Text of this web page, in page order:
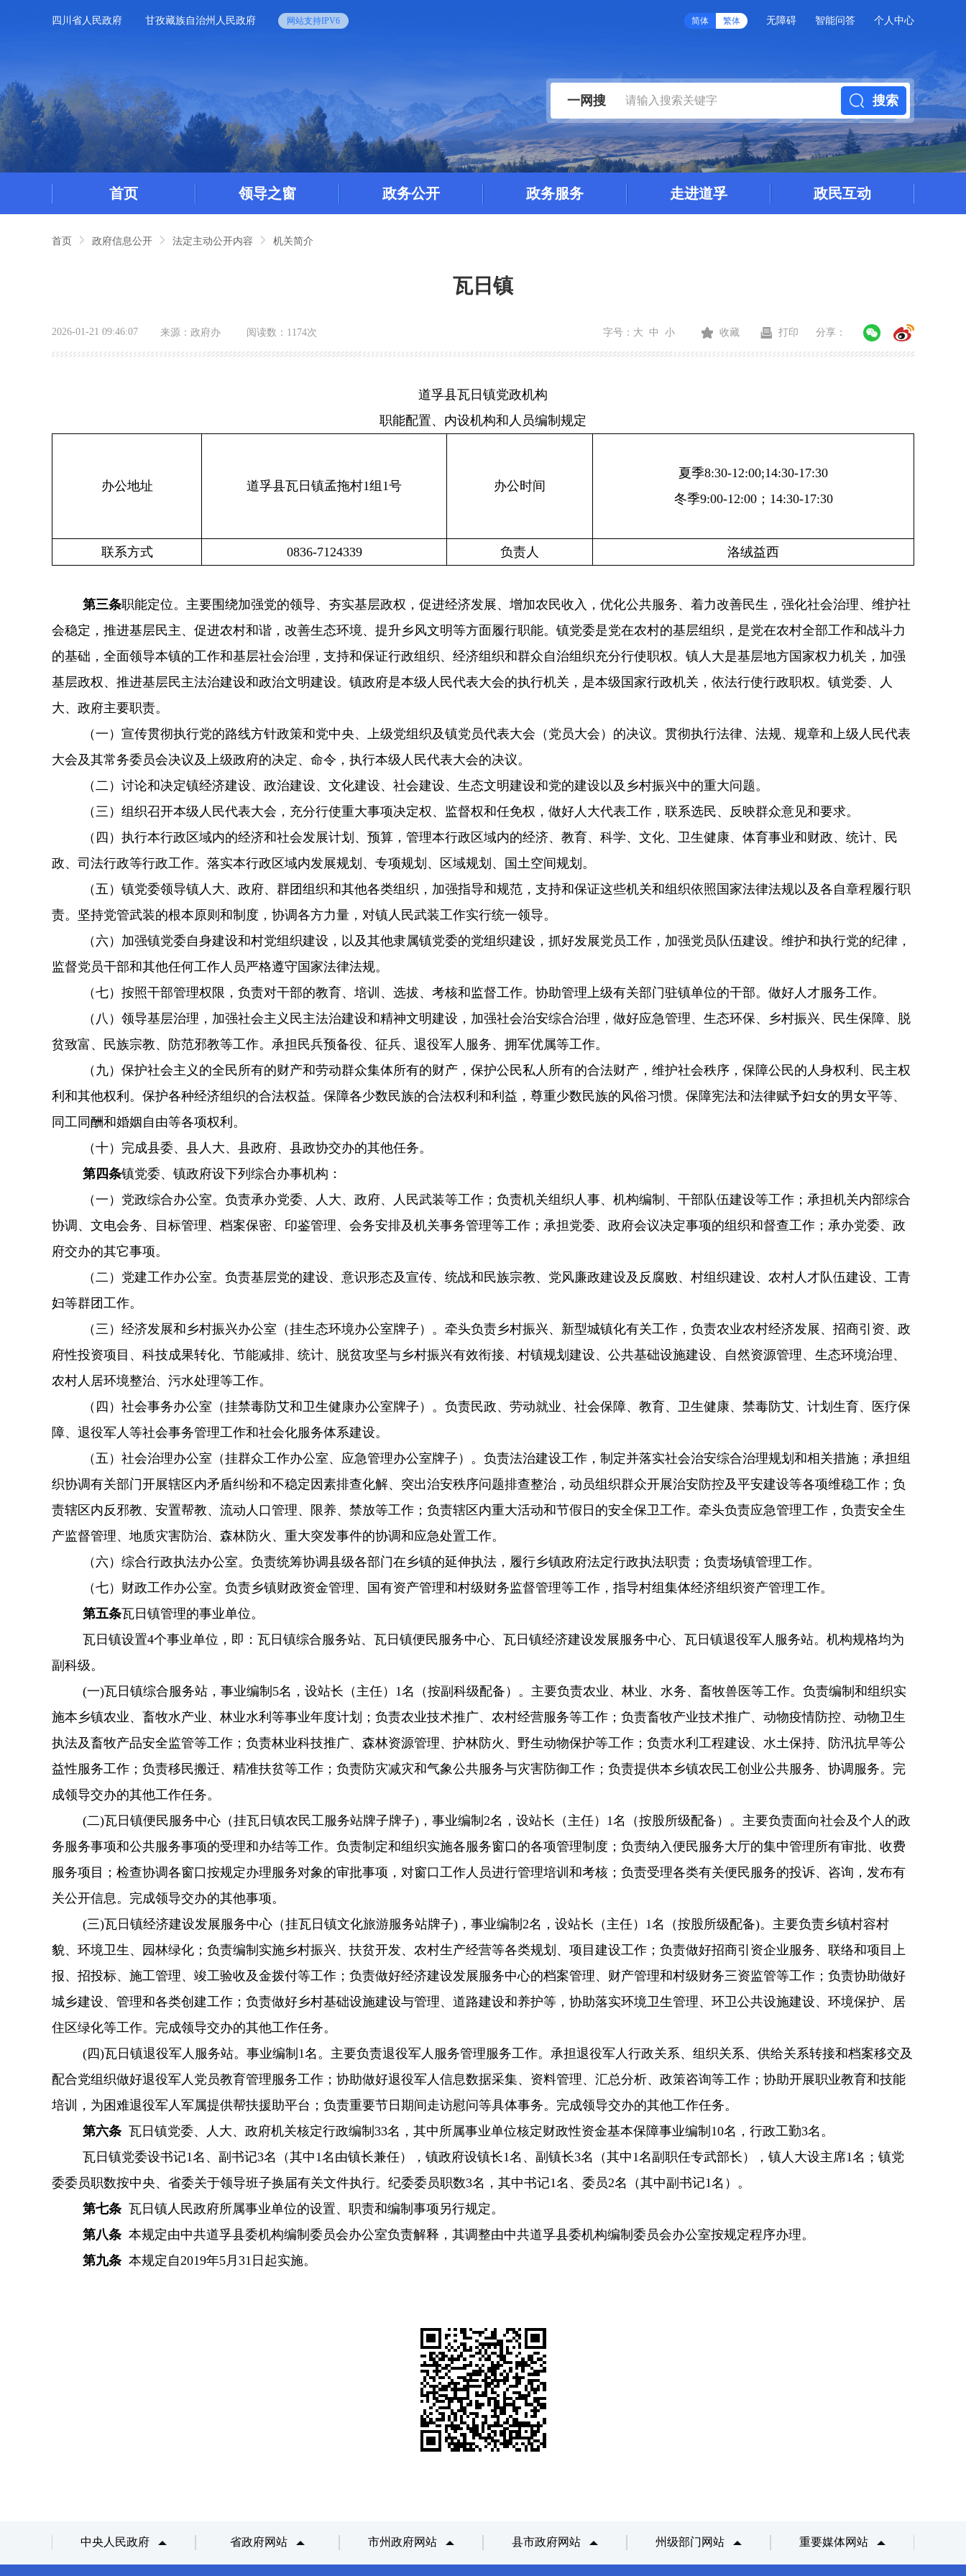
四川省人民政府 甘孜藏族自治州人民政府 网站支持IPV6 简体 繁体 无障碍 智能问答 个人中心
一网搜 搜索
首页 领导之窗 政务公开 政务服务 走进道孚 政民互动
首页 政府信息公开 法定主动公开内容 机关简介
瓦日镇
2026-01-21 09:46:07 来源： 政府办 阅读数： 1174次 字号： 大 中 小 收藏 打印 分享：
道孚县瓦日镇党政机构
职能配置、内设机构和人员编制规定
办公地址 道孚县瓦日镇孟拖村1组1号 办公时间
夏季8:30-12:00;14:30-17:30
冬季9:00-12:00；14:30-17:30
联系方式 0836-7124339 负责人 洛绒益西
第三条职能定位。主要围绕加强党的领导、夯实基层政权，促进经济发展、增加农民收入，优化公共服务、着力改善民生，强化社会治理、维护社
会稳定，推进基层民主、促进农村和谐，改善生态环境、提升乡风文明等方面履行职能。镇党委是党在农村的基层组织，是党在农村全部工作和战斗力
的基础，全面领导本镇的工作和基层社会治理，支持和保证行政组织、经济组织和群众自治组织充分行使职权。镇人大是基层地方国家权力机关，加强
基层政权、推进基层民主法治建设和政治文明建设。镇政府是本级人民代表大会的执行机关，是本级国家行政机关，依法行使行政职权。 镇党委、人
大、政府主要职责。
（一）宣传贯彻执行党的路线方针政策和党中央、上级党组织及镇党员代表大会（党员大会）的决议。贯彻执行法律、法规、规章和上级人民代表
大会及其常务委员会决议及上级政府的决定、命令，执行本级人民代表大会的决议。
（二）讨论和决定镇经济建设、政治建设、文化建设、社会建设、生态文明建设和党的建设以及乡村振兴中的重大问题。
（三）组织召开本级人民代表大会，充分行使重大事项决定权、监督权和任免权，做好人大代表工作，联系选民、反映群众意见和要求。
（四）执行本行政区域内的经济和社会发展计划、预算，管理本行政区域内的经济、教育、科学、文化、卫生健康、体育事业和财政、统计、民
政、司法行政等行政工作。落实本行政区域内发展规划、专项规划、区域规划、国土空间规划。
（五）镇党委领导镇人大、政府、群团组织和其他各类组织，加强指导和规范，支持和保证这些机关和组织依照国家法律法规以及各自章程履行职
责。坚持党管武装的根本原则和制度，协调各方力量，对镇人民武装工作实行统一领导。
（六）加强镇党委自身建设和村党组织建设，以及其他隶属镇党委的党组织建设，抓好发展党员工作，加强党员队伍建设。维护和执行党的纪律，
监督党员干部和其他任何工作人员严格遵守国家法律法规。
（七）按照干部管理权限，负责对干部的教育、培训、选拔、考核和监督工作。协助管理上级有关部门驻镇单位的干部。做好人才服务工作。
（八）领导基层治理，加强社会主义民主法治建设和精神文明建设，加强社会治安综合治理，做好应急管理、生态环保、乡村振兴、民生保障、脱
贫致富、民族宗教、防范邪教等工作。承担民兵预备役、征兵、退役军人服务、拥军优属等工作。
（九）保护社会主义的全民所有的财产和劳动群众集体所有的财产，保护公民私人所有的合法财产，维护社会秩序，保障公民的人身权利、民主权
利和其他权利。保护各种经济组织的合法权益。保障各少数民族的合法权利和利益，尊重少数民族的风俗习惯。保障宪法和法律赋予妇女的男女平等、
同工同酬和婚姻自由等各项权利。
（十）完成县委、县人大、县政府、县政协交办的其他任务。
第四条镇党委、镇政府设下列综合办事机构：
（一）党政综合办公室。负责承办党委、人大、政府、人民武装等工作；负责机关组织人事、机构编制、干部队伍建设等工作；承担机关内部综合
协调、文电会务、目标管理、档案保密、印鉴管理、会务安排及机关事务管理等工作；承担党委、政府会议决定事项的组织和督查工作；承办党委、政
府交办的其它事项。
（二）党建工作办公室。负责基层党的建设、意识形态及宣传、统战和民族宗教、党风廉政建设及反腐败、村组织建设、农村人才队伍建设、工青
妇等群团工作。
（三）经济发展和乡村振兴办公室（挂生态环境办公室牌子）。牵头负责乡村振兴、新型城镇化有关工作，负责农业农村经济发展、招商引资、政
府性投资项目、科技成果转化、节能减排、统计、脱贫攻坚与乡村振兴有效衔接、村镇规划建设、公共基础设施建设、自然资源管理、生态环境治理、
农村人居环境整治、污水处理等工作。
（四）社会事务办公室（挂禁毒防艾和卫生健康办公室牌子）。负责民政、劳动就业、社会保障、教育、卫生健康、禁毒防艾、计划生育、医疗保
障、退役军人等社会事务管理工作和社会化服务体系建设。
（五）社会治理办公室（挂群众工作办公室、应急管理办公室牌子）。负责法治建设工作，制定并落实社会治安综合治理规划和相关措施；承担组
织协调有关部门开展辖区内矛盾纠纷和不稳定因素排查化解、突出治安秩序问题排查整治，动员组织群众开展治安防控及平安建设等各项维稳工作；负
责辖区内反邪教、安置帮教、流动人口管理、限养、禁放等工作；负责辖区内重大活动和节假日的安全保卫工作。牵头负责应急管理工作，负责安全生
产监督管理、地质灾害防治、森林防火、重大突发事件的协调和应急处置工作。
（六）综合行政执法办公室。负责统筹协调县级各部门在乡镇的延伸执法，履行乡镇政府法定行政执法职责；负责场镇管理工作。
（七）财政工作办公室。负责乡镇财政资金管理、国有资产管理和村级财务监督管理等工作，指导村组集体经济组织资产管理工作。
第五条瓦日镇管理的事业单位。
瓦日镇设置4个事业单位，即：瓦日镇综合服务站、瓦日镇便民服务中心、瓦日镇经济建设发展服务中心、瓦日镇退役军人服务站。机构规格均为
副科级。
(一)瓦日镇综合服务站，事业编制5名，设站长（主任）1名（按副科级配备）。主要负责农业、林业、水务、畜牧兽医等工作。负责编制和组织实
施本乡镇农业、畜牧水产业、林业水利等事业年度计划；负责农业技术推广、农村经营服务等工作；负责畜牧产业技术推广、动物疫情防控、动物卫生
执法及畜牧产品安全监管等工作；负责林业科技推广、森林资源管理、护林防火、野生动物保护等工作；负责水利工程建设、水土保持、防汛抗早等公
益性服务工作；负责移民搬迁、精准扶贫等工作；负责防灾减灾和气象公共服务与灾害防御工作；负责提供本乡镇农民工创业公共服务、协调服务。完
成领导交办的其他工作任务。
(二)瓦日镇便民服务中心（挂瓦日镇农民工服务站牌子牌子)，事业编制2名，设站长（主任）1名（按股所级配备）。主要负责面向社会及个人的政
务服务事项和公共服务事项的受理和办结等工作。负责制定和组织实施各服务窗口的各项管理制度；负责纳入便民服务大厅的集中管理所有审批、收费
服务项目；检查协调各窗口按规定办理服务对象的审批事项，对窗口工作人员进行管理培训和考核；负责受理各类有关便民服务的投诉、咨询，发布有
关公开信息。完成领导交办的其他事项。
(三)瓦日镇经济建设发展服务中心（挂瓦日镇文化旅游服务站牌子)，事业编制2名，设站长（主任）1名（按股所级配备)。主要负责乡镇村容村
貌、环境卫生、园林绿化；负责编制实施乡村振兴、扶贫开发、农村生产经营等各类规划、项目建设工作；负责做好招商引资企业服务、联络和项目上
报、招投标、施工管理、竣工验收及金拨付等工作；负责做好经济建设发展服务中心的档案管理、财产管理和村级财务三资监管等工作；负责协助做好
城乡建设、管理和各类创建工作；负责做好乡村基础设施建设与管理、道路建设和养护等，协助落实环境卫生管理、环卫公共设施建设、环境保护、居
住区绿化等工作。完成领导交办的其他工作任务。
(四)瓦日镇退役军人服务站。事业编制1名。主要负责退役军人服务管理服务工作。承担退役军人行政关系、组织关系、供给关系转接和档案移交及
配合党组织做好退役军人党员教育管理服务工作；协助做好退役军人信息数据采集、资料管理、汇总分析、政策咨询等工作；协助开展职业教育和技能
培训，为困难退役军人军属提供帮扶援助平台；负责重要节日期间走访慰问等具体事务。完成领导交办的其他工作任务。
第六条 瓦日镇党委、人大、政府机关核定行政编制 33名，其中所属事业单位核定财政性资金基本保障事业编制10名，行政工勤3名。
瓦日镇党委设书记1名、副书记3名（其中1名由镇长兼任），镇政府设镇长1名、副镇长3名（其中1名副职任专武部长），镇人大设主席1名；镇党
委委员职数按中央、省委关于领导班子换届有关文件执行。纪委委员职数3名，其中书记1名、委员2名（其中副书记1名）。
第七条 瓦日镇人民政府所属事业单位的设置、职责和编制事项另行规定。
第八条 本规定由中共道孚县委机构编制委员会办公室负责解释，其调整由中共道孚县委机构编制委员会办公室按规定程序办理。
第九条 本规定自 2019年5月31日起实施。
中央人民政府 省政府网站 市州政府网站 县市政府网站 州级部门网站 重要媒体网站